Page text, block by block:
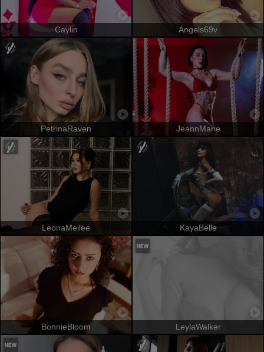
Caylin Angels69v
PetrinaRaven JeannMarie
LeonaMeilee KayaBelle
BonnieBloom LeylaWalker